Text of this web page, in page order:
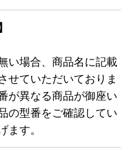
い場合、商品名に記載
せていただいておりま
が異なる商品が御座い
の型番をご確認してい
ます。